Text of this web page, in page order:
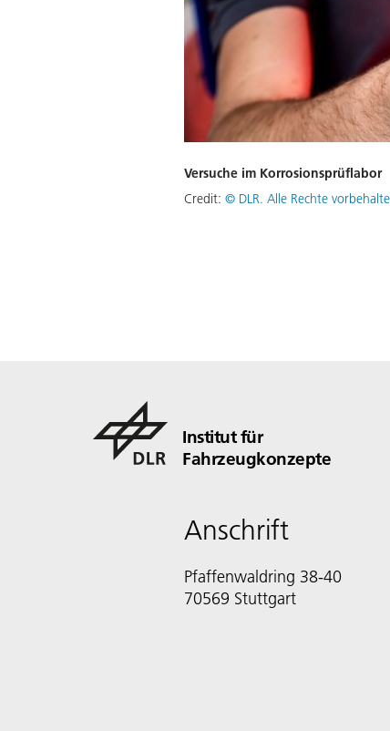
Versuche im Korrosionsprüflabor
Credit: © DLR. Alle Rechte
Institut für
Fahrzeugkonzepte
Anschrift
Pfaffenwaldring 38-40
70569 Stuttgart